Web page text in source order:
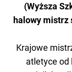
(Wyższa
halowy mistrz
Krajowe
atletyce od